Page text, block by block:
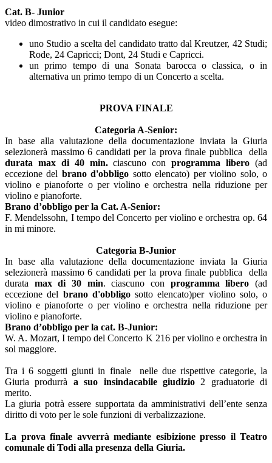
Cat. B- Junior
video dimostrativo in cui il candidato esegue:
uno Studio a scelta del candidato tratto dal Kreutzer, 42 Studi;
Rode, 24 Capricci; Dont, 24 Studi e Capricci.
un primo tempo di una Sonata barocca o classica, o in
alternativa un primo tempo di un Concerto a scelta.
PROVA FINALE
Categoria A-Senior:
In base alla valutazione della documentazione inviata la Giuria
selezionerà massimo 6 candidati per la prova finale pubblica della
durata max di 40 min.ciascuno conprogramma libero (ad
eccezione del brano d'obbligo sotto elencato) per violino solo, o
violino e pianoforte o per violino e orchestra nella riduzione per
violino e pianoforte.
Brano d’obbligo per la Cat. A-Senior:
F. Mendelssohn, I tempo del Concerto per violino e orchestra op. 64
in mi minore.
Categoria B-Junior
In base alla valutazione della documentazione inviata la Giuria
selezionerà massimo 6 candidati per la prova finale pubblica della
durata max di 30 min. ciascuno con programma libero (ad
eccezione del brano d'obbligosotto elencato)per violino solo, o
violino e pianoforte o per violino e orchestra nella riduzione per
violino e pianoforte.
Brano d’obbligo per la cat. B-Junior:
W. A. Mozart, I tempo del Concerto K 216 per violino e orchestra in
sol maggiore.
Tra i 6 soggetti giunti in finale nelle due rispettive categorie, la
Giuria produrrà a suo insindacabile giudizio2 graduatorie di
merito.
La giuria potrà essere supportata da amministrativi dell’ente senza
diritto di voto per le sole funzioni di verbalizzazione.
La prova finale avverrà mediante esibizione presso il Teatro
comunale di Todi alla presenza della Giuria.